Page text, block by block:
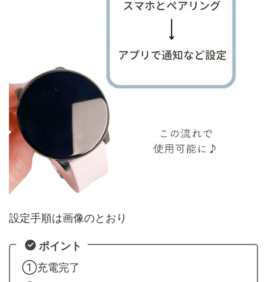
設定手順は画像のとおり
ポイント
①充電完了